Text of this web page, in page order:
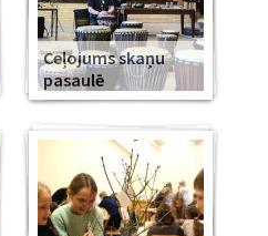
Ceļojums skaņu
pasaulē